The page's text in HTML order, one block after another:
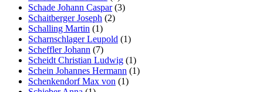
Schade Johann Caspar(3)
Schaitberger Joseph (2)
Schalling Martin (1)
Scharnschlager Leupold (1)
Scheffler Johann (7)
Scheidt Christian Ludwig (1)
Schein Johannes Hermann (1)
Schenkendorf Max von (1)